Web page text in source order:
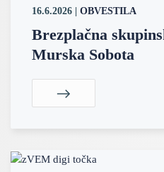
16.6.2026 OBVESTILA
Brezplačna
Murska Sobota